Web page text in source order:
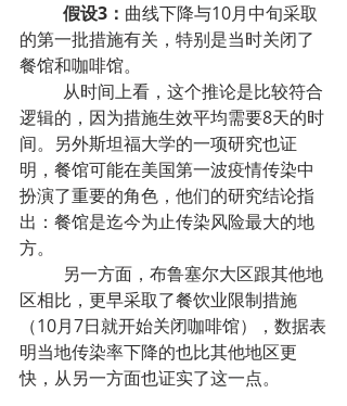
假设3： 曲线下降与10月中旬采取
的第一批措施有关，特别是当时关闭了
餐馆和咖啡馆。
从时间上看，这个推论是比较符合
逻辑的，因为措施生效平均需要8天的时
间。另外斯坦福大学的一项研究也证
明，餐馆可能在美国第一波疫情传染中
扮演了重要的角色，他们的研究结论指
出：餐馆是迄今为止传染风险最大的地
方。
另一方面，布鲁塞尔大区跟其他地
区相比，更早采取了餐饮业限制措施
（10月7日就开始关闭咖啡馆），数据表
明当地传染率下降的也比其他地区更
快，从另一方面也证实了这一点。